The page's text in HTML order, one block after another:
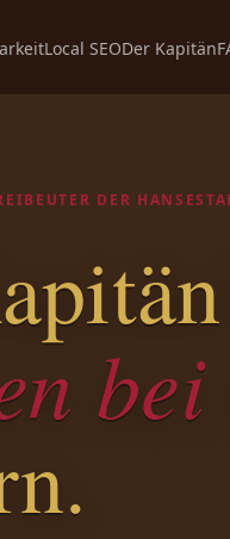
Local SEODer Kapitän
DER